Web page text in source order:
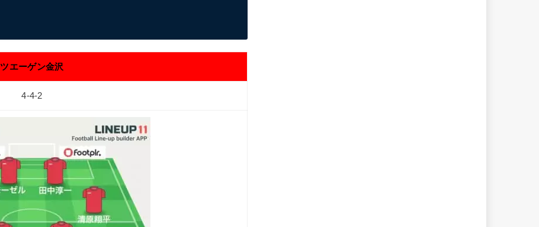
ツエーゲン金沢
4-4-2